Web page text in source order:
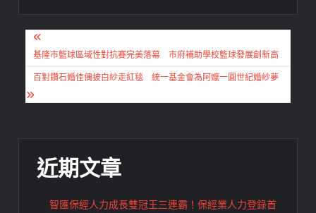
文
章
導
覽
基隆市籃球區域性對抗賽完美落幕 市府補助學校籃球發展創新高
百對鑽石婚佳偶披白紗走紅毯 統一基金會為阿嬤一圓世紀婚紗夢
近期文章
智匯保經人力成長雙冠王三連霸！保經業人力登錄首